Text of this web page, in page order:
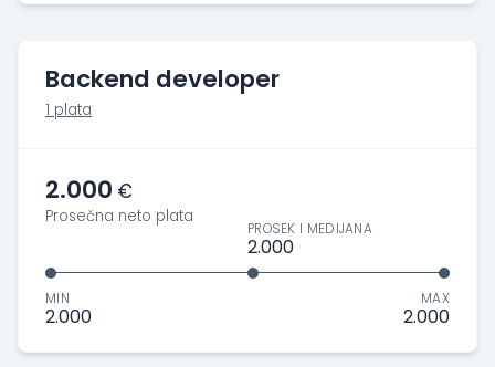
Backend developer
1 plata
2.000 €
Prosečna neto plata
MIN
2.000
PROSEK I MEDIJANA
2.000
MAX
2.000